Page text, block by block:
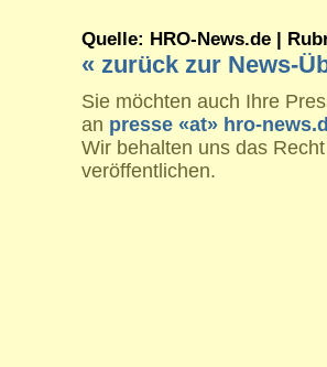
Quelle: HRO-News.de |
« zurück zur News-
Sie möchten auch Ihre
an presse «at» hro-
Wir behalten uns das
veröffentlichen.